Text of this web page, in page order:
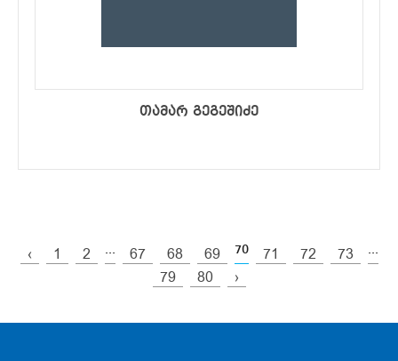
თამარ გეგეშიძე
‹ 1 2 ... 67 68 69 70 71 72 73 ...
79 80 ›